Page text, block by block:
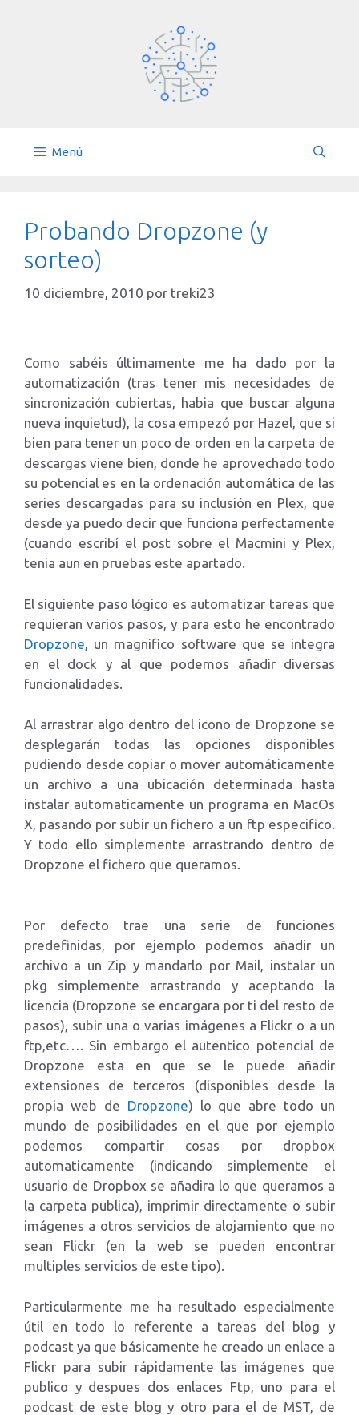
Menú
Probando Dropzone (y
sorteo)
10 diciembre, 2010 por treki23
Como sabéis últimamente me ha dado por la
automatización (tras tener mis necesidades de
sincronización cubiertas, habia que buscar alguna
nueva inquietud), la cosa empezó por Hazel, que si
bien para tener un poco de orden en la carpeta de
descargas viene bien, donde he aprovechado todo
su potencial es en la ordenación automática de las
series descargadas para su inclusión en Plex, que
desde ya puedo decir que funciona perfectamente
(cuando escribí el post sobre el Macmini y Plex,
tenia aun en pruebas este apartado.
El siguiente paso lógico es automatizar tareas que
requieran varios pasos, y para esto he encontrado
Dropzone , un magnifico software que se integra
en el dock y al que podemos añadir diversas
funcionalidades.
Al arrastrar algo dentro del icono de Dropzone se
desplegarán todas las opciones disponibles
pudiendo desde copiar o mover automáticamente
un archivo a una ubicación determinada hasta
instalar automaticamente un programa en MacOs
X, pasando por subir un fichero a un ftp especifico.
Y todo ello simplemente arrastrando dentro de
Dropzone el fichero que queramos.
Por defecto trae una serie de funciones
predefinidas, por ejemplo podemos añadir un
archivo a un Zip y mandarlo por Mail, instalar un
pkg simplemente arrastrando y aceptando la
licencia (Dropzone se encargara por ti del resto de
pasos), subir una o varias imágenes a Flickr o a un
ftp,etc…. Sin embargo el autentico potencial de
Dropzone esta en que se le puede añadir
extensiones de terceros (disponibles desde la
propia web de Dropzone) lo que abre todo un
mundo de posibilidades en el que por ejemplo
podemos compartir cosas por dropbox
automaticamente (indicando simplemente el
usuario de Dropbox se añadira lo que queramos a
la carpeta publica), imprimir directamente o subir
imágenes a otros servicios de alojamiento que no
sean Flickr (en la web se pueden encontrar
multiples servicios de este tipo).
Particularmente me ha resultado especialmente
útil en todo lo referente a tareas del blog y
podcast ya que básicamente he creado un enlace a
Flickr para subir rápidamente las imágenes que
publico y despues dos enlaces Ftp, uno para el
podcast de este blog y otro para el de MST, de